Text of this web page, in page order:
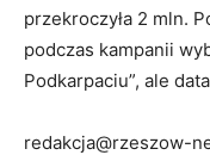
przekroczyła 2 mln.
podczas kampanii
Podkarpaciu”, ale
redakcja@rzeszow-